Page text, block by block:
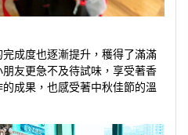
成度也逐漸提升，穫得了滿滿
友更急不及待試味，享受著香
成果，也感受著中秋佳節的溫